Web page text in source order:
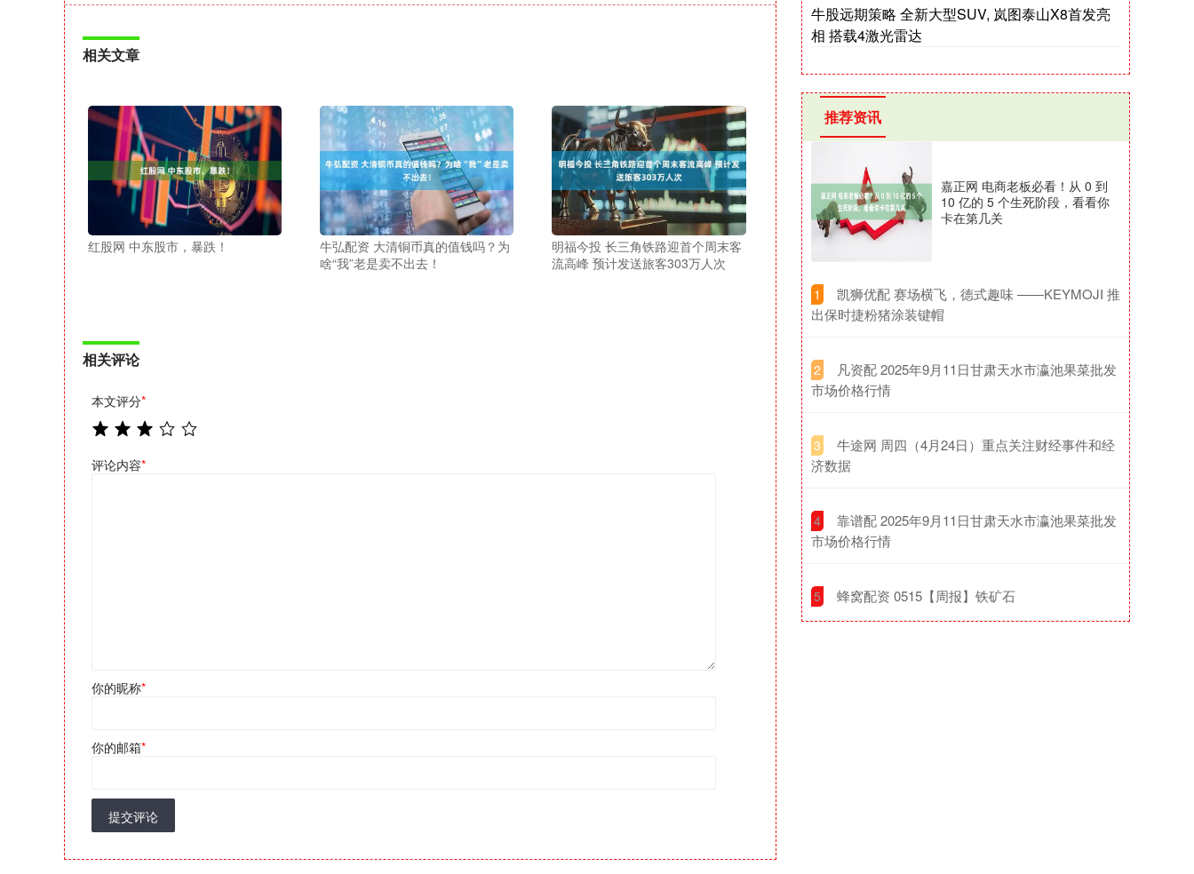
相关文章
红股网 中东股市，暴跌！
牛弘配资 大清铜币真的值钱吗？为
啥“我”老是卖不出去！
明福今投 长三角铁路迎首个周末客
流高峰 预计发送旅客303万人次
相关评论
本文评分*
评论内容*
你的昵称*
你的邮箱*
提交评论
牛股远期策略 全新大型SUV, 岚图泰山X8首发亮
相 搭载4激光雷达
推荐资讯
嘉正网 电商老板必看！从 0 到
10 亿的 5 个生死阶段，看看你
卡在第几关
1
​凯狮优配 赛场横飞，德式趣味 ——KEYMOJI 推
出保时捷粉猪涂装键帽
2
​凡资配 2025年9月11日甘肃天水市瀛池果菜批发
市场价格行情
3
​牛途网 周四（4月24日）重点关注财经事件和经
济数据
4
​靠谱配 2025年9月11日甘肃天水市瀛池果菜批发
市场价格行情
5 ​蜂窝配资 0515【周报】铁矿石